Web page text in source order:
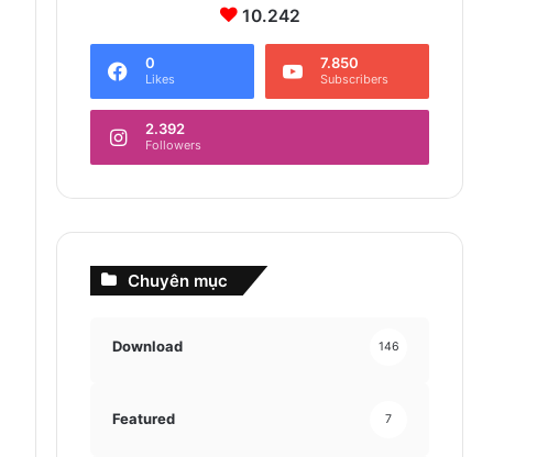
10.242
0
Likes
7.850
Subscribers
2.392
Followers
Chuyên mục
Download 146
Featured 7